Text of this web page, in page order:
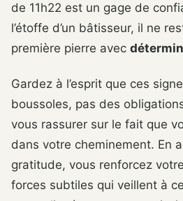
de 11h22 est un gage de
l’étoffe d’un bâtisseur, il ne
première pierre avec
Gardez à l’esprit que ces
boussoles, pas des
vous rassurer sur le fait que
dans votre cheminement. En
gratitude, vous renforcez
forces subtiles qui veillent à